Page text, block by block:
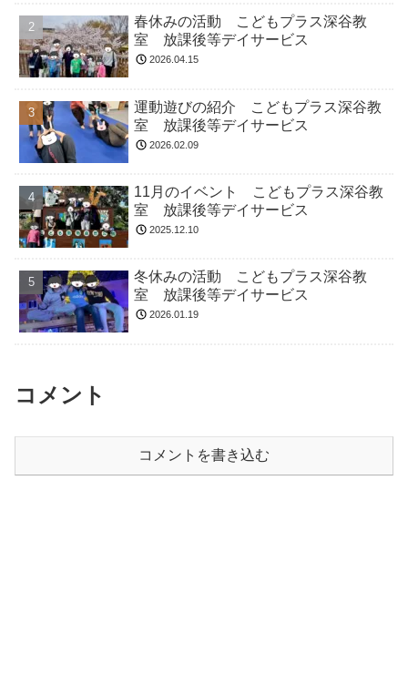
春休みの活動 こどもプラス深谷教
室 放課後等デイサービス
2026.04.15
運動遊びの紹介 こどもプラス深谷教
室 放課後等デイサービス
2026.02.09
11月のイベント こどもプラス深谷教
室 放課後等デイサービス
2025.12.10
冬休みの活動 こどもプラス深谷教
室 放課後等デイサービス
2026.01.19
コメント
コメントを書き込む